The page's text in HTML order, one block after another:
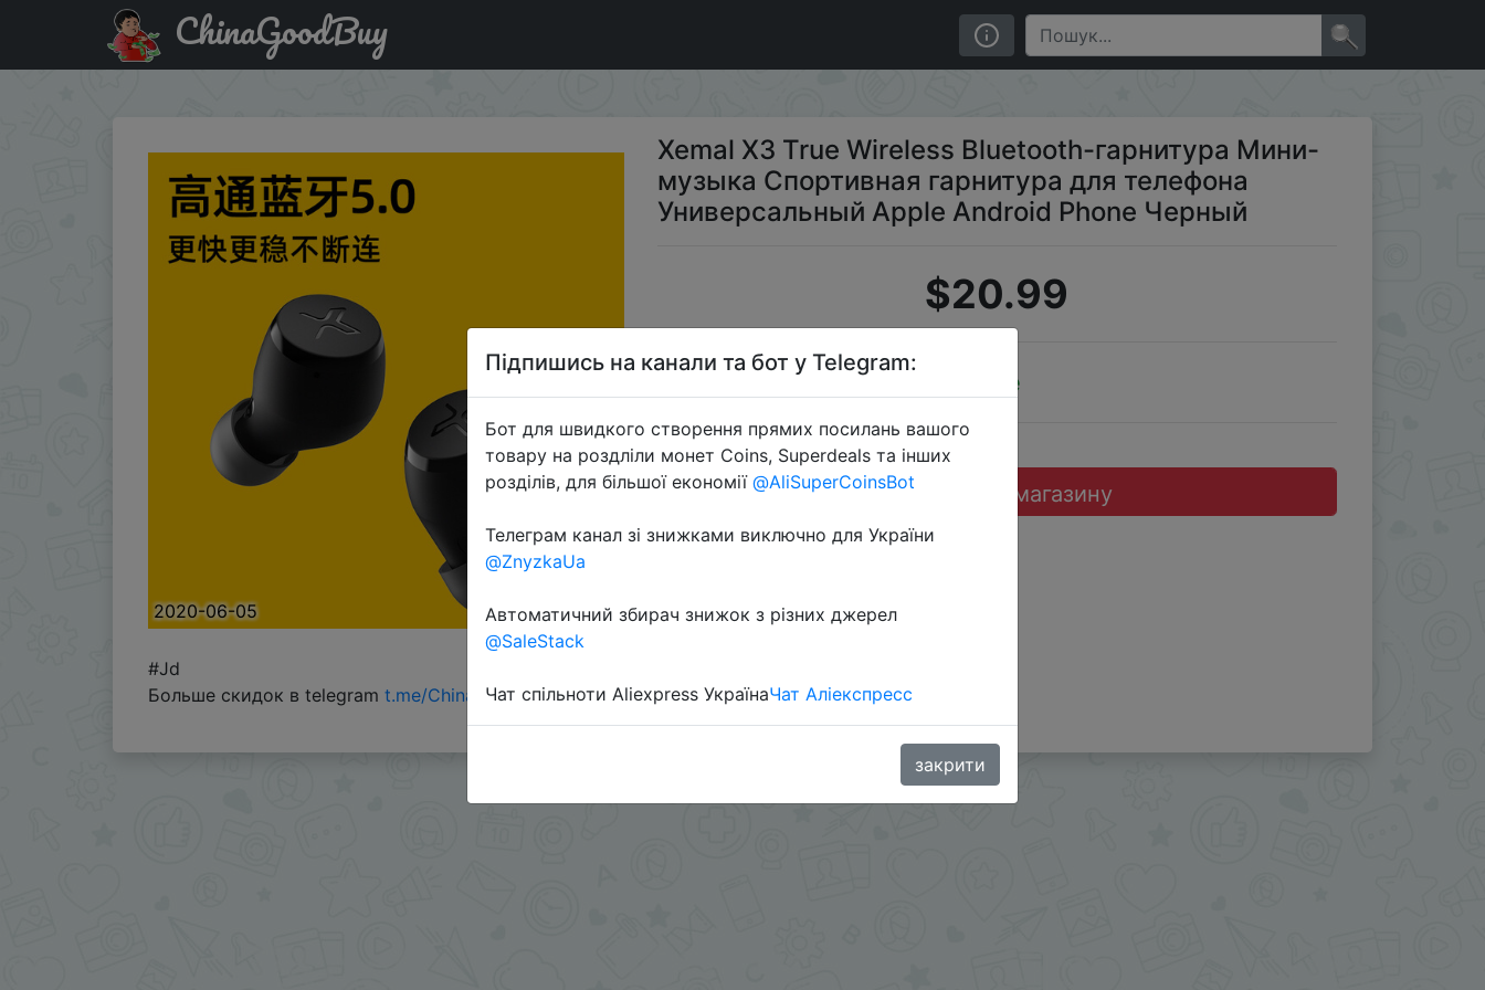
Придбати Xemal X3 True Wireless Bluetooth-гарнитура Мини-музыка Спортивная гарнитура для телефона Универсальный Apple Android Phone Черный
ChinaGoodBuy
2020-06-05
Xemal X3 True Wireless Bluetooth-гарнитура Мини-
музыка Спортивная гарнитура для телефона
Универсальный Apple Android Phone Черный
$20.99
Sale
Перейти до магазину
#Jd
Больше скидок в telegram t.me/ChinaGoodBuy
Підпишись на канали та бот у Telegram:
Бот для швидкого створення прямих посилань вашого
товару на роздліли монет Coins, Superdeals та інших
розділів, для більшої економії @AliSuperCoinsBot
Телеграм канал зі знижками виключно для України
@ZnyzkaUa
Автоматичний збирач знижок з різних джерел
@SaleStack
Чат спільноти Aliexpress УкраїнаЧат Аліекспресс
закрити